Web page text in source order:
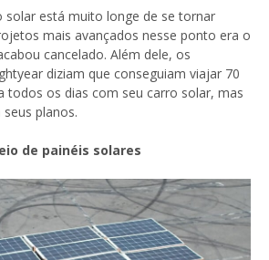
solar está muito longe de se tornar
mais avançados nesse ponto era o
cancelado. Além dele, os
diziam que conseguiam viajar 70
todos os dias com seu carro solar, mas
planos.
de painéis solares